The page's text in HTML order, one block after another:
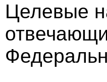
Целевые